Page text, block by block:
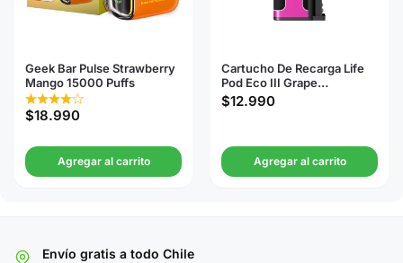
Geek Bar Pulse Strawberry
Mango 15000 Puffs
$18.990
Agregar al carrito
Cartucho De Recarga Life
Pod Eco III Grape
Bubblegum 20000 Puffs
$12.990
Agregar al carrito
Envío gratis a todo Chile